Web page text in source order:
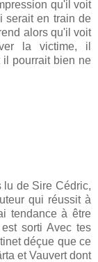
qu'il voit
serait en train de
alors qu'il voit
la victime, il
il pourrait bien ne
lu de Sire Cédric,
qui réussit à
tendance à être
sorti Avec tes
déçue que ce
et Vauvert dont